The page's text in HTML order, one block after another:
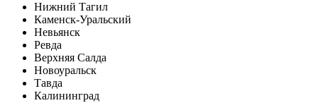
Нижний Тагил
Каменск-Уральский
Невьянск
Ревда
Верхняя Салда
Новоуральск
Тавда
Калининград